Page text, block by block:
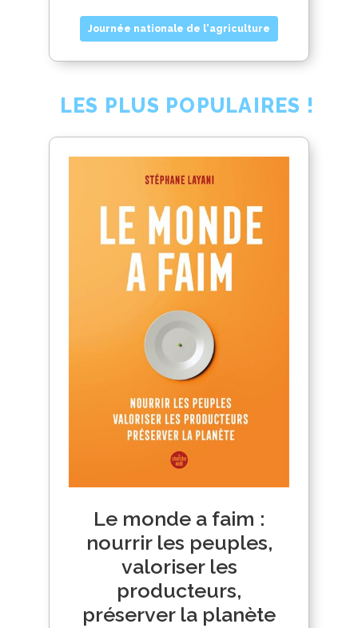
Journée nationale de l'agriculture
LES PLUS POPULAIRES !
Le monde a faim :
nourrir les peuples,
valoriser les
producteurs,
préserver la planète